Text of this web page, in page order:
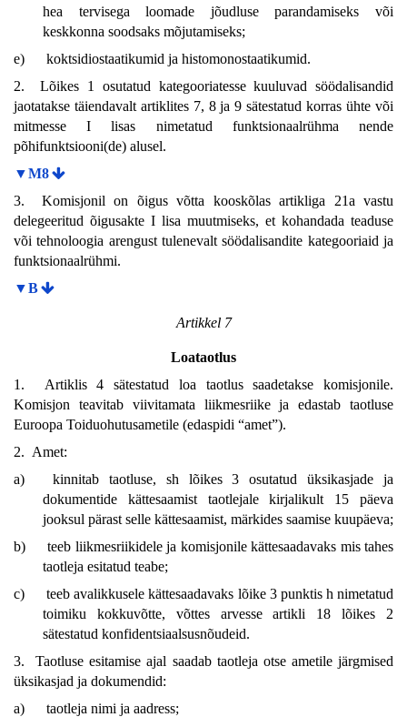
hea tervisega loomade jõudluse parandamiseks või
keskkonna soodsaks mõjutamiseks;
e)
koktsidiostaatikumid ja histomonostaatikumid.
2. Lõikes 1 osutatud kategooriatesse kuuluvad söödalisandid
jaotatakse täiendavalt artiklites 7, 8 ja 9 sätestatud korras ühte või
mitmesse I lisas nimetatud funktsionaalrühma nende
põhifunktsiooni(de) alusel.
▼M8
3. Komisjonil on õigus võtta kooskõlas artikliga 21a vastu
delegeeritud õigusakte I lisa muutmiseks, et kohandada teaduse
või tehnoloogia arengust tulenevalt söödalisandite kategooriaid ja
funktsionaalrühmi.
▼B
Artikkel 7
Loataotlus
1. Artiklis 4 sätestatud loa taotlus saadetakse komisjonile.
Komisjon teavitab viivitamata liikmesriike ja edastab taotluse
Euroopa Toiduohutusametile (edaspidi “amet”).
2. Amet:
a)
kinnitab taotluse, sh lõikes 3 osutatud üksikasjade ja
dokumentide kättesaamist taotlejale kirjalikult 15 päeva
jooksul pärast selle kättesaamist, märkides saamise kuupäeva;
b)
teeb liikmesriikidele ja komisjonile kättesaadavaks mis tahes
taotleja esitatud teabe;
c)
teeb avalikkusele kättesaadavaks lõike 3 punktis h nimetatud
toimiku kokkuvõtte, võttes arvesse artikli 18 lõikes 2
sätestatud konfidentsiaalsusnõudeid.
3. Taotluse esitamise ajal saadab taotleja otse ametile järgmised
üksikasjad ja dokumendid:
a)
taotleja nimi ja aadress;